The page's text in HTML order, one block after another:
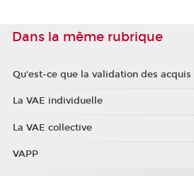
Dans la même rubrique
Qu'est-ce que la validation des acquis
La VAE individuelle
La VAE collective
VAPP